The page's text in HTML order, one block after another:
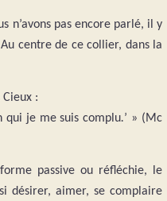
n’avons pas encore parlé, il y
centre de ce collier, dans la
:
qui je me suis complu.’ » (Mc
passive ou réfléchie, le
désirer, aimer, se complaire